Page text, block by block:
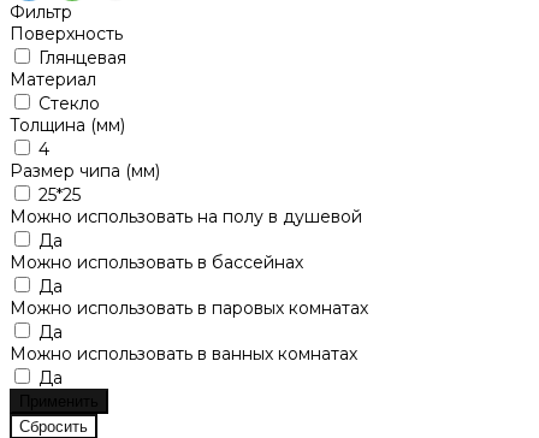
Фильтр
Поверхность
Глянцевая
Материал
Стекло
Толщина (мм)
4
Размер чипа (мм)
25*25
Можно использовать на полу в душевой
Да
Можно использовать в бассейнах
Да
Можно использовать в паровых комнатах
Да
Можно использовать в ванных комнатах
Да